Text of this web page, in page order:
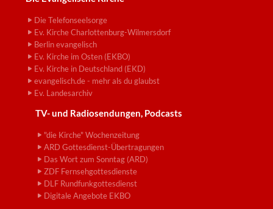
Die Telefonseelsorge
Ev. Kirche Charlottenburg-Wilmersdorf
Berlin evangelisch
Ev. Kirche im Osten (EKBO)
Ev. Kirche in Deutschland (EKD)
evangelisch.de - mehr als du glaubst
Ev. Landesarchiv
TV- und Radiosendungen, Podcasts
"die Kirche" Wochenzeitung
ARD Gottesdienst-Übertragungen
Das Wort zum Sonntag (ARD)
ZDF Fernsehgottesdienste
DLF Rundfunkgottesdienst
Digitale Angebote EKBO